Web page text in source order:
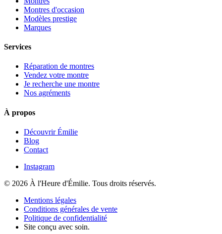
Montres d'occasion
Modèles prestige
Marques
Services
Réparation de montres
Vendez votre montre
Je recherche une montre
Nos agréments
À propos
Découvrir Émilie
Blog
Contact
Instagram
© 2026 À l'Heure d'Émilie. Tous droits réservés.
Mentions légales
Conditions générales de vente
Politique de confidentialité
Site conçu avec soin.